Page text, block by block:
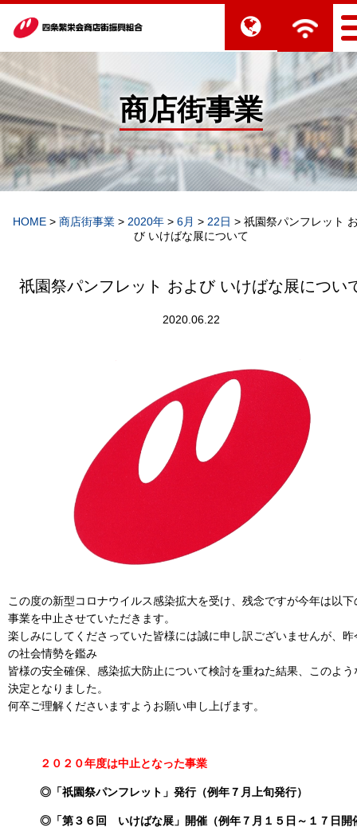
商店街事業
HOME > 商店街事業 > 2020年 > 6月 > 22日 > 祇園祭パンフレット
び いけばな展について
祇園祭パンフレット および いけばな展につい
2020.06.22
この度の新型コロナウイルス感染拡大を受け、残念ですが今年は以下
事業を中止させていただきます。
楽しみにしてくださっていた皆様には誠に申し訳ございませんが、昨
の社会情勢を鑑み
皆様の安全確保、感染拡大防止について検討を重ねた結果、このよう
決定となりました。
何卒ご理解くださいますようお願い申し上げます。
２０２０年度は中止となった事業
◎「祇園祭パンフレット」発行（例年７月上旬発行）
◎「第３６回 いけばな展」開催（例年７月１５日～１７日開